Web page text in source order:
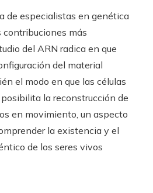
de especialistas en genética
contribuciones más
del ARN radica en que
del material
el modo en que las células
la reconstrucción de
en movimiento, un aspecto
la existencia y el
de los seres vivos